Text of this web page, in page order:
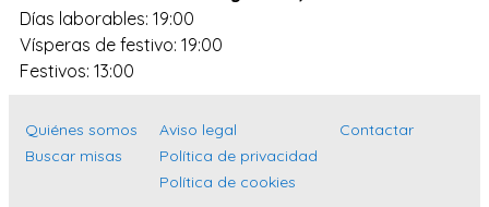
Islas Baleares
Las Palmas
Días laborables: 19:00
Vísperas de festivo: 19:00
Festivos: 13:00
Quiénes somos
Buscar misas
Aviso legal
Política de privacidad
Política de cookies
Contactar